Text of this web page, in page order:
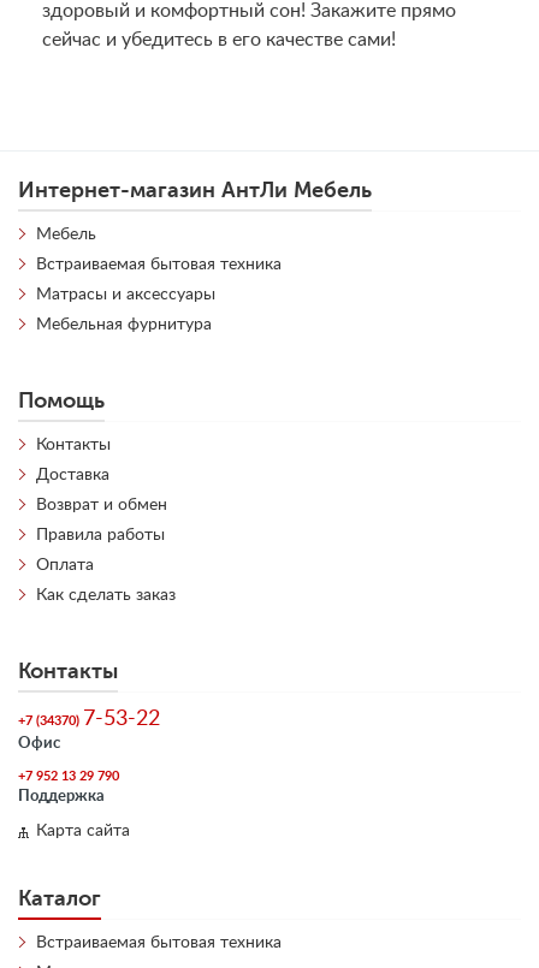
здоровый и комфортный сон! Закажите прямо
сейчас и убедитесь в его качестве сами!
Интернет-магазин АнтЛи Мебель
Мебель
Встраиваемая бытовая техника
Матрасы и аксессуары
Мебельная фурнитура
Помощь
Контакты
Доставка
Возврат и обмен
Правила работы
Оплата
Как сделать заказ
Контакты
+7 (34370) 7-53-22
Офис
+7 952 13 29 790
Поддержка
Карта сайта
Каталог
Встраиваемая бытовая техника